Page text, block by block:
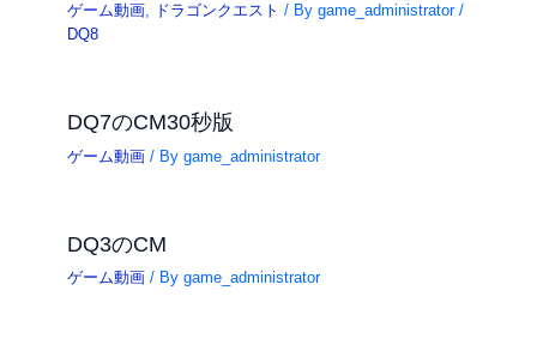
ゲーム動画, ドラゴンクエスト / Bygame_administrator/
DQ8
DQ7のCM30秒版
ゲーム動画 / Bygame_administrator
DQ3のCM
ゲーム動画 / Bygame_administrator